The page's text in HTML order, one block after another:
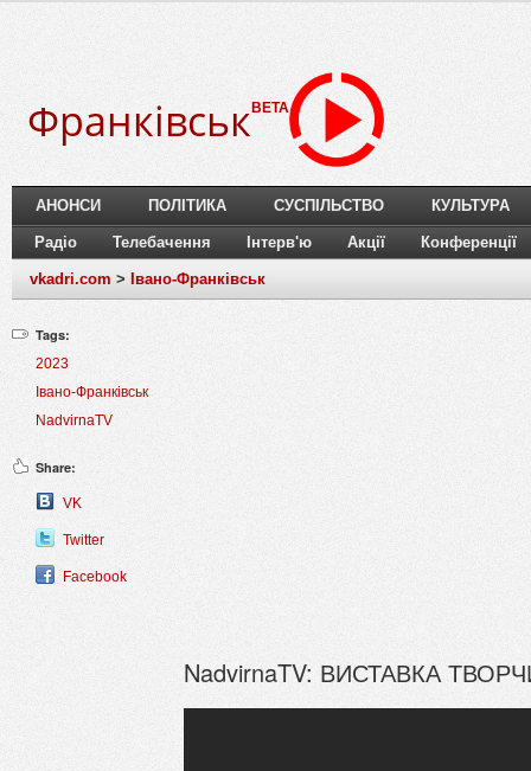
Франківськ BETA
АНОНСИ ПОЛІТИКА СУСПІЛЬСТВО КУЛЬТУРА
Радіо Телебачення Інтерв'ю Акції Конференції
vkadri.com > Івано-Франківськ
Tags:
2023
Івано-Франківськ
NadvirnaTV
Share:
VK
Twitter
Facebook
NadvirnaTV: ВИСТАВКА